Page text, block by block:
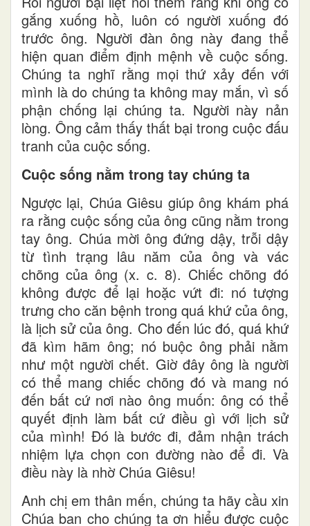
gắng xuống hồ, luôn có người xuống đó
trước ông. Người đàn ông này đang thể
hiện quan điểm định mệnh về cuộc sống.
Chúng ta nghĩ rằng mọi thứ xảy đến với
mình là do chúng ta không may mắn, vì số
phận chống lại chúng ta. Người này nản
lòng. Ông cảm thấy thất bại trong cuộc đấu
tranh của cuộc sống.
Cuộc sống nằm trong tay chúng ta
Ngược lại, Chúa Giêsu giúp ông khám phá
ra rằng cuộc sống của ông cũng nằm trong
tay ông. Chúa mời ông đứng dậy, trỗi dậy
từ tình trạng lâu năm của ông và vác
chõng của ông (x. c. 8). Chiếc chõng đó
không được để lại hoặc vứt đi: nó tượng
trưng cho căn bệnh trong quá khứ của ông,
là lịch sử của ông. Cho đến lúc đó, quá khứ
đã kìm hãm ông; nó buộc ông phải nằm
như một người chết. Giờ đây ông là người
có thể mang chiếc chõng đó và mang nó
đến bất cứ nơi nào ông muốn: ông có thể
quyết định làm bất cứ điều gì với lịch sử
của mình! Đó là bước đi, đảm nhận trách
nhiệm lựa chọn con đường nào để đi. Và
điều này là nhờ Chúa Giêsu!
Anh chị em thân mến, chúng ta hãy cầu xin
Chúa ban cho chúng ta ơn hiểu được cuộc